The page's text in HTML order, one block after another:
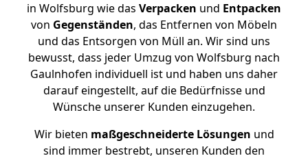
in Wolfsburg wie das Verpacken und Entpacken
von Gegenständen, das Entfernen von Möbeln
und das Entsorgen von Müll an. Wir sind uns
bewusst, dass jeder Umzug von Wolfsburg nach
Gaulnhofen individuell ist und haben uns daher
darauf eingestellt, auf die Bedürfnisse und
Wünsche unserer Kunden einzugehen.
Wir bieten maßgeschneiderte Lösungen und
sind immer bestrebt, unseren Kunden den